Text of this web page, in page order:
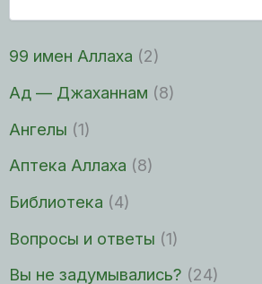
99 имен Аллаха (2)
Ад — Джаханнам (8)
Ангелы (1)
Аптека Аллаха (8)
Библиотека (4)
Вопросы и ответы (1)
Вы не задумывались? (24)